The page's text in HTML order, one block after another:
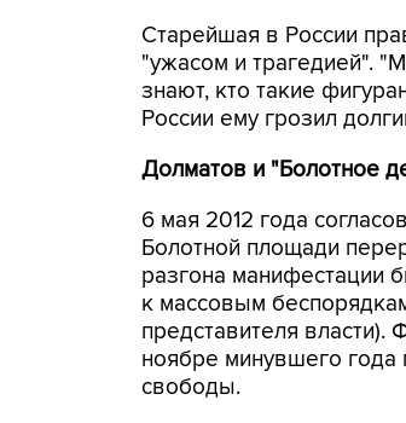
Старейшая в России
"ужасом и трагедией".
знают, кто такие
России ему грозил
Долматов и "Болотное
6 мая 2012 года
Болотной площади
разгона манифестации
к массовым
представителя власти).
ноябре минувшего
свободы.